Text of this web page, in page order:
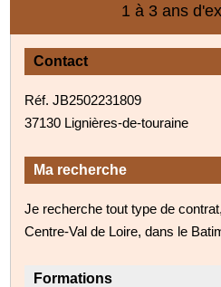
1 à 3 ans
Contact
Réf. JB2502231809
37130 Lignières-de-touraine
Ma recherche
Je recherche tout type de
Centre-Val de Loire, dans le
Formations